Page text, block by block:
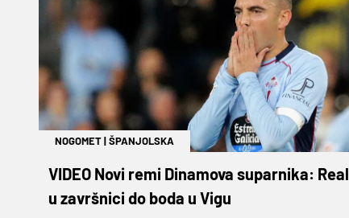
NOGOMET|ŠPANJOLSKA
VIDEO Novi remi Dinamova suparnika: Real
u završnici do boda u Vigu